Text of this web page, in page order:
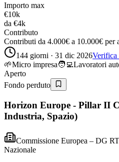
Importo max
€10k
da €4k
Contributo
Contributi da 4.000€ a 10.000€
144 giorni · 31 dic 2026
🌱Micro impresa🧑‍💻Lavoratori
Aperto
Fondo perduto
Horizon Europe - Pillar II
Industria, Spazio)
Commissione Europea – DG
Nazionale